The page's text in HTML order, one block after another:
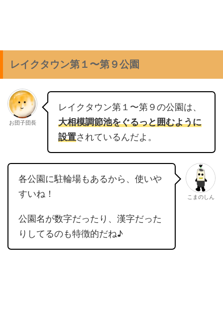
レイクタウン第１〜第９公園
お団子団長
レイクタウン第１〜第９の公園は、
大相模調節池をぐるっと囲むように
設置されているんだよ。
各公園に駐輪場もあるから、使いや
すいね！
公園名が数字だったり、漢字だった
りしてるのも特徴的だね♪
こまのしん